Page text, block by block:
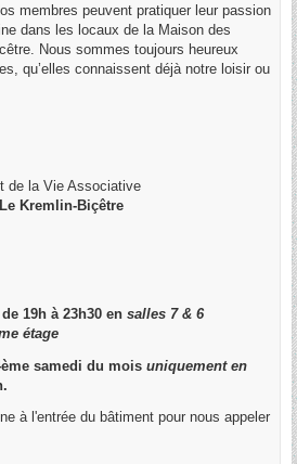
membres peuvent pratiquer leur passion
dans les locaux de la Maison des
Nous sommes toujours heureux
qu’elles connaissent déjà notre loisir ou
de la Vie Associative
Kremlin-Biçêtre
19h à 23h30 en salles 7 & 6
étage
samedi du mois uniquement en
à l'entrée du bâtiment pour nous appeler